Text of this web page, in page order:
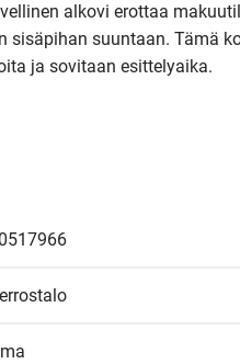
alkovi erottaa
sisäpihan suuntaan. Tämä
ja sovitaan esittelyaika.